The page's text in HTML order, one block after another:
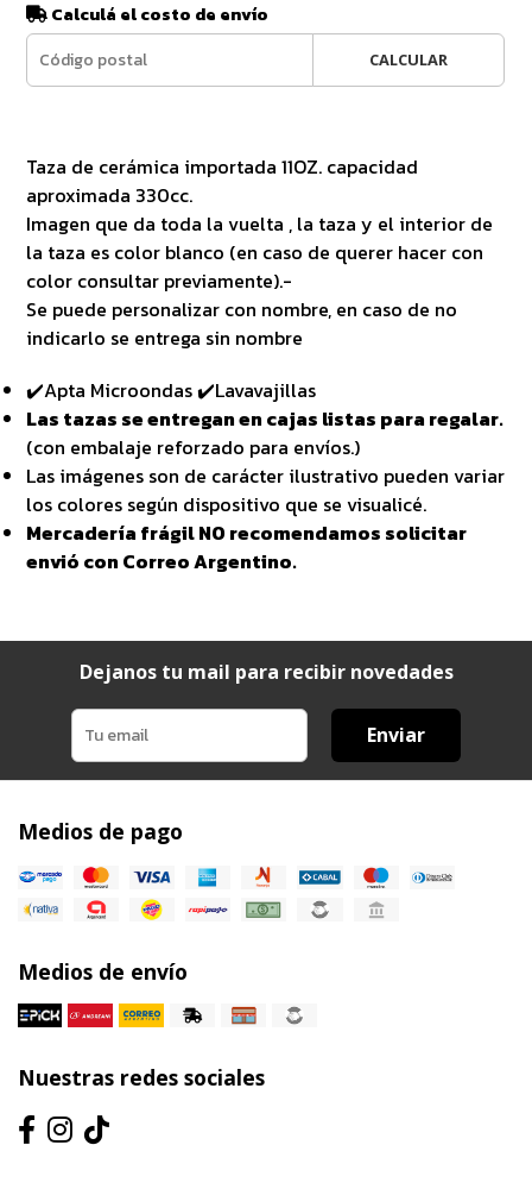
Calculá el costo de envío
CALCULAR
Taza de cerámica importada 11OZ. capacidad
aproximada 330cc.
Imagen que da toda la vuelta , la taza y el interior de
la taza es color blanco (en caso de querer hacer con
color consultar previamente).-
Se puede personalizar con nombre, en caso de no
indicarlo se entrega sin nombre
✔️Apta Microondas ✔️Lavavajillas
Las tazas se entregan en cajas listas para regalar.
(con embalaje reforzado para envíos.)
Las imágenes son de carácter ilustrativo pueden variar
los colores según dispositivo que se visualicé.
Mercadería frágil NO recomendamos solicitar
envió con Correo Argentino.
Dejanos tu mail para recibir novedades
Enviar
Medios de pago
Medios de envío
Nuestras redes sociales